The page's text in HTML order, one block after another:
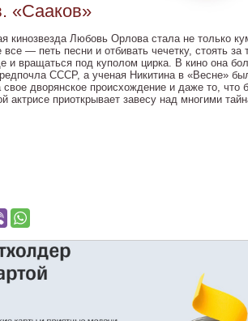
«Сааков»
кинозвезда Любовь Орлова стала не только
— петь песни и отбивать чечетку, стоять за
и вращаться под куполом цирка. В кино она
СССР, а ученая Никитина в «Весне»
свое дворянское происхождение и даже то,
актрисе приоткрывает завесу над многими